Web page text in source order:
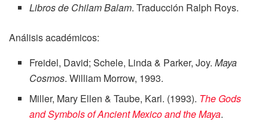
Libros de Chilam Balam. Traducción Ralph Roys.
Análisis académicos:
Freidel, David; Schele, Linda & Parker, Joy.Maya
Cosmos. William Morrow, 1993.
Miller, Mary Ellen & Taube, Karl. (1993). The Gods
and Symbols of Ancient Mexico and the Maya.